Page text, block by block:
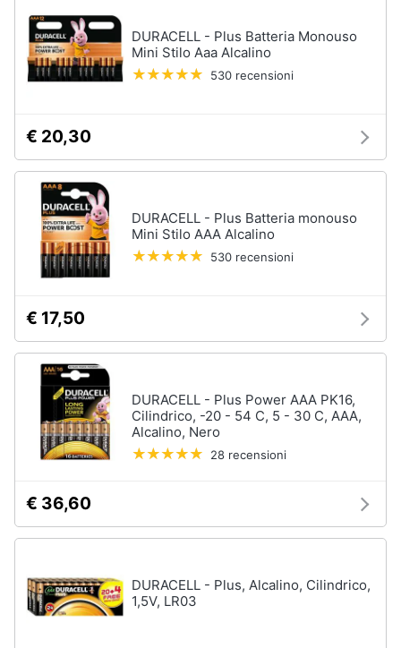
Beauty
Giocattoli
infanzia
Fotografia
Casalinghi
Abbigliamento
Sport
Animali
Motori
cd
dvd
Festività
e
ricorrenze
da
giardinaggio
Decespugliatore
Irrigazione
Vedi
Falegnameria
Seghetto
Fresa
Vetreria
Imbiancare
e
dipingere
Vernice
Stucco
DURACELL - Plus Batteria Monouso
Mini Stilo Aaa Alcalino
530 recensioni
€ 20,30
DURACELL - Plus Batteria monouso
Mini Stilo AAA Alcalino
530 recensioni
€ 17,50
DURACELL - Plus Power AAA PK16,
Cilindrico, -20 - 54 C, 5 - 30 C, AAA,
Alcalino, Nero
28 recensioni
€ 36,60
DURACELL - Plus, Alcalino, Cilindrico,
1,5V, LR03